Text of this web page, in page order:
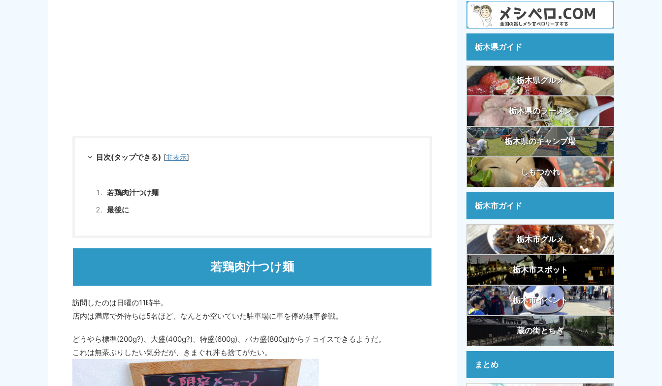
目次(タップできる) [非表示]
若鶏肉汁つけ麺
最後に
若鶏肉汁つけ麺
訪問したのは日曜の11時半。
店内は満席で外待ちは5名ほど、なんとか空いていた駐車場に車を停め無事参戦。
どうやら標準(200g?)、大盛(400g?)、特盛(600g)、バカ盛(800g)からチョイスできるようだ。
これは無茶ぶりしたい気分だが、きまぐれ丼も捨てがたい。
栃木県ガイド
栃木県グルメ
栃木県のラーメン
栃木県のキャンプ場
しもつかれ
栃木市ガイド
栃木市グルメ
栃木市スポット
栃木市イベント
蔵の街とちぎ
まとめ